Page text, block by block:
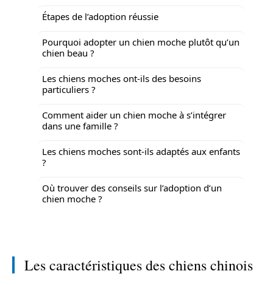
Étapes de l’adoption réussie
Pourquoi adopter un chien moche plutôt qu’un
chien beau ?
Les chiens moches ont-ils des besoins
particuliers ?
Comment aider un chien moche à s’intégrer
dans une famille ?
Les chiens moches sont-ils adaptés aux enfants
?
Où trouver des conseils sur l’adoption d’un
chien moche ?
Les caractéristiques des chiens chinois